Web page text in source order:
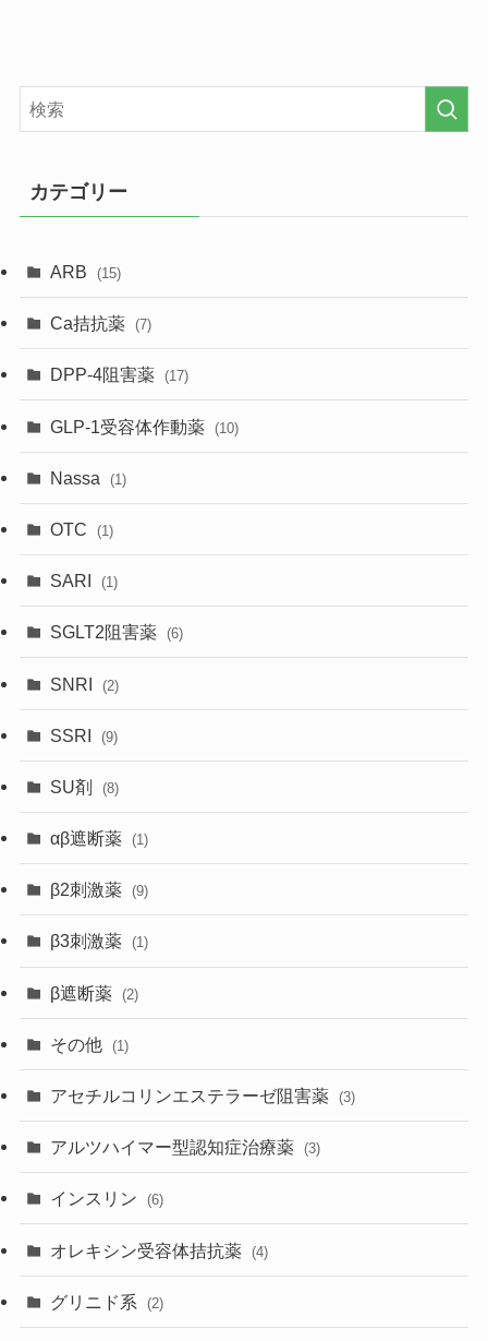
カテゴリー
ARB (15)
Ca拮抗薬 (7)
DPP-4阻害薬 (17)
GLP-1受容体作動薬 (10)
Nassa (1)
OTC (1)
SARI (1)
SGLT2阻害薬 (6)
SNRI (2)
SSRI (9)
SU剤 (8)
αβ遮断薬 (1)
β2刺激薬 (9)
β3刺激薬 (1)
β遮断薬 (2)
その他 (1)
アセチルコリンエステラーゼ阻害薬 (3)
アルツハイマー型認知症治療薬 (3)
インスリン (6)
オレキシン受容体拮抗薬 (4)
グリニド系 (2)